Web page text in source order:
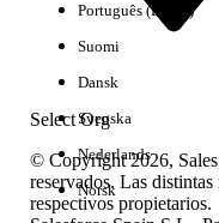
No
Select Org
Português (Brasil)
Suomi
Dansk
Svenska
Nederlands
Norsk
© Copyright 2026,
reservados. Las distintas
respectivos propietarios.